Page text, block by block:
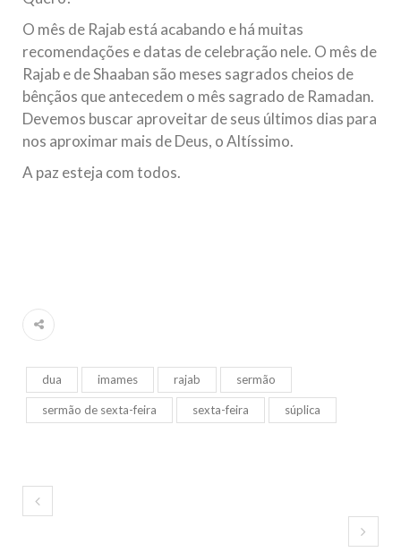
O mês de Rajab está acabando e há muitas
recomendações e datas de celebração nele. O mês de
Rajab e de Shaaban são meses sagrados cheios de
bênçãos que antecedem o mês sagrado de Ramadan.
Devemos buscar aproveitar de seus últimos dias para
nos aproximar mais de Deus, o Altíssimo.
A paz esteja com todos.
dua imames rajab sermão
sermão de sexta-feira sexta-feira súplica